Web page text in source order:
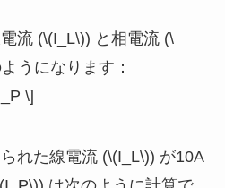
流 (\(I_L\)) と相電流 (\
うになります：
\]
れた線電流 (\(I_L\)) が10A